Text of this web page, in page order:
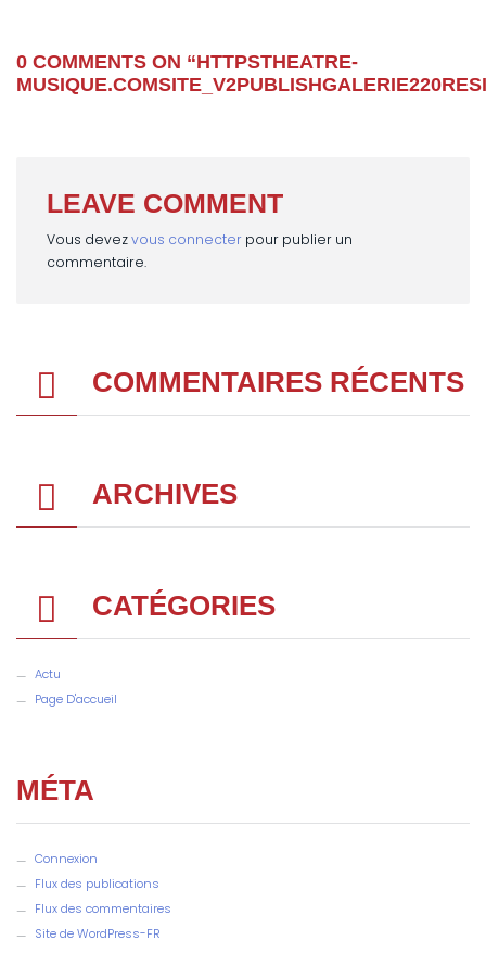
0 COMMENTS ON “HTTPSTHEATRE-
LEAVE COMMENT
Vous devezvous connecter pour publier un
commentaire.
COMMENTAIRES RÉCENTS
ARCHIVES
CATÉGORIES
Actu
Page D'accueil
MÉTA
Connexion
Flux des publications
Flux des commentaires
Site de WordPress-FR